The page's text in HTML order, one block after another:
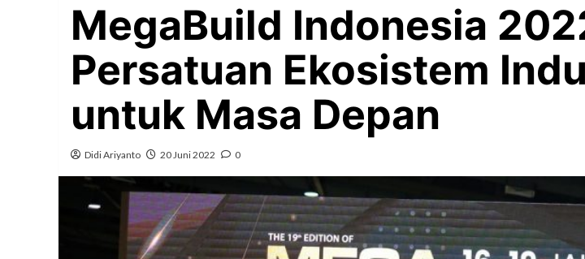
MegaBuild Indonesia
Persatuan Ekosistem
untuk Masa Depan
Didi Ariyanto 20 Juni 2022 0